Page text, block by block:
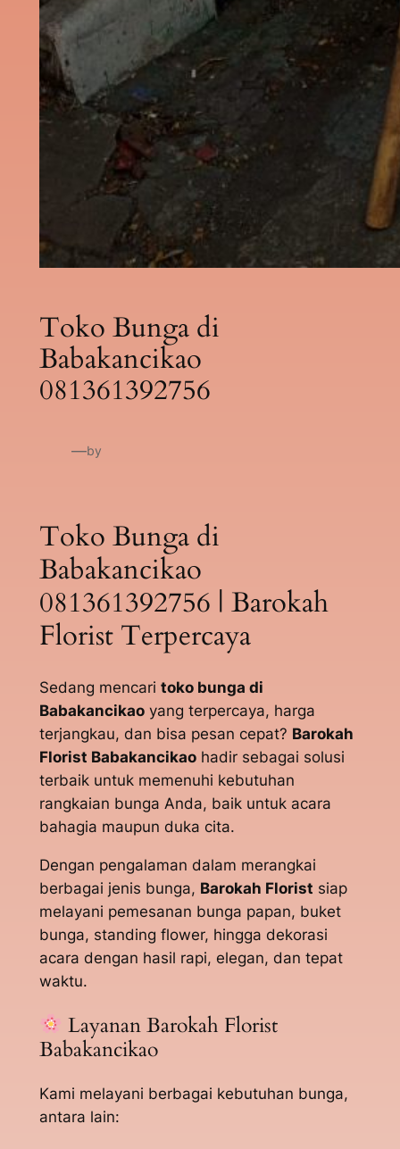
Toko Bunga di
Babakancikao
081361392756
—by
Toko Bunga di
Babakancikao
081361392756 | Barokah
Florist Terpercaya
Sedang mencari toko bunga di
Babakancikaoyang terpercaya, harga
terjangkau, dan bisa pesan cepat? Barokah
Florist Babakancikaohadir sebagai solusi
terbaik untuk memenuhi kebutuhan
rangkaian bunga Anda, baik untuk acara
bahagia maupun duka cita.
Dengan pengalaman dalam merangkai
berbagai jenis bunga, Barokah Florist siap
melayani pemesanan bunga papan, buket
bunga, standing flower, hingga dekorasi
acara dengan hasil rapi, elegan, dan tepat
waktu.
Layanan Barokah Florist
Babakancikao
Kami melayani berbagai kebutuhan bunga,
antara lain: